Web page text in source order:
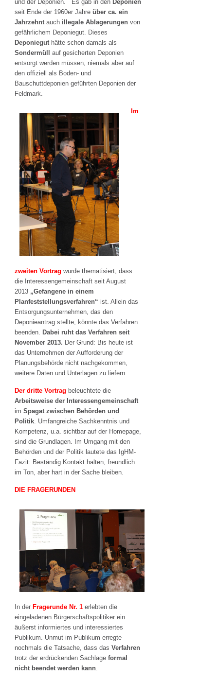
und der Deponien. Es gab in den Deponien
seit Ende der 1960er Jahre über ca. ein
Jahrzehnt auch illegale Ablagerungen von
gefährlichem Deponiegut. Dieses
Deponiegut hätte schon damals als
Sondermüll
auf gesicherten Deponien
entsorgt werden müssen, niemals aber auf
den offiziell als Boden- und
Bauschuttdeponien geführten Deponien der
Feldmark.
Im
zweiten Vortrag wurde thematisiert, dass
die Interessengemeinschaft seit August
2013 „Gefangene in einem
Planfeststellungsverfahren“ ist. Allein das
Entsorgungsunternehmen, das den
Deponieantrag stellte, könnte das Verfahren
beenden. Dabei ruht das Verfahren seit
November 2013. Der Grund: Bis heute ist
das Unternehmen der Aufforderung der
Planungsbehörde nicht nachgekommen,
weitere Daten und Unterlagen zu liefern.
Der dritte Vortrag beleuchtete die
Arbeitsweise der Interessengemeinschaft
im Spagat zwischen Behörden und
Politik. Umfangreiche Sachkenntnis und
Kompetenz, u.a. sichtbar auf der Homepage,
sind die Grundlagen. Im Umgang mit den
Behörden und der Politik lautete das IgHM-
Fazit: Beständig Kontakt halten, freundlich
im Ton, aber hart in der Sache bleiben.
DIE FRAGERUNDEN
In der Fragerunde Nr. 1 erlebten die
eingeladenen Bürgerschaftspolitiker ein
äußerst informiertes und interessiertes
Publikum. Unmut im Publikum erregte
nochmals die Tatsache, dass das Verfahren
trotz der erdrückenden Sachlage formal
nicht beendet werden kann